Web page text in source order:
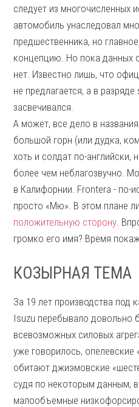
следует из многочисленных
автомобиль унаследовал
предшественника, но
концепцию. Но пока данных
нет. Известно лишь, что
не предлагается, а в
засвечивался.
А может, все дело в
большой горн (или дудка,
хоть и солдат по-английски,
более чем неблагозвучно.
в Калифорнии. Frontera - по-
просто «Мю». В этом плане
положительную сторону.
громко его имя? Время
КОЗЫРНАЯ ТЕМА
За 19 лет производства под
Isuzu перебывало довольно
всевозможных силовых
уже говорилось, опелевские
обитают джиэмовские
судя по некоторым данным, в
малообъемные